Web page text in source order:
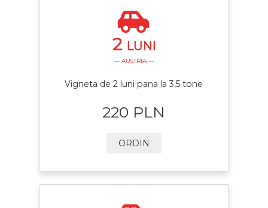
2 LUNI
— AUSTRIA —
Vigneta de 2 luni pana la 3,5 tone
220 PLN
ORDIN